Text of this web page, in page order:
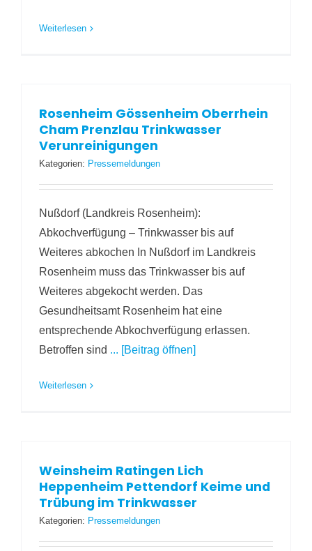
Weiterlesen
Rosenheim Gössenheim Oberrhein
Cham Prenzlau Trinkwasser
Verunreinigungen
Kategorien: Pressemeldungen
Nußdorf (Landkreis Rosenheim):
Abkochverfügung – Trinkwasser bis auf
Weiteres abkochen In Nußdorf im Landkreis
Rosenheim muss das Trinkwasser bis auf
Weiteres abgekocht werden. Das
Gesundheitsamt Rosenheim hat eine
entsprechende Abkochverfügung erlassen.
Betroffen sind ... [Beitrag öffnen]
Weiterlesen
Weinsheim Ratingen Lich
Heppenheim Pettendorf Keime und
Trübung im Trinkwasser
Kategorien: Pressemeldungen